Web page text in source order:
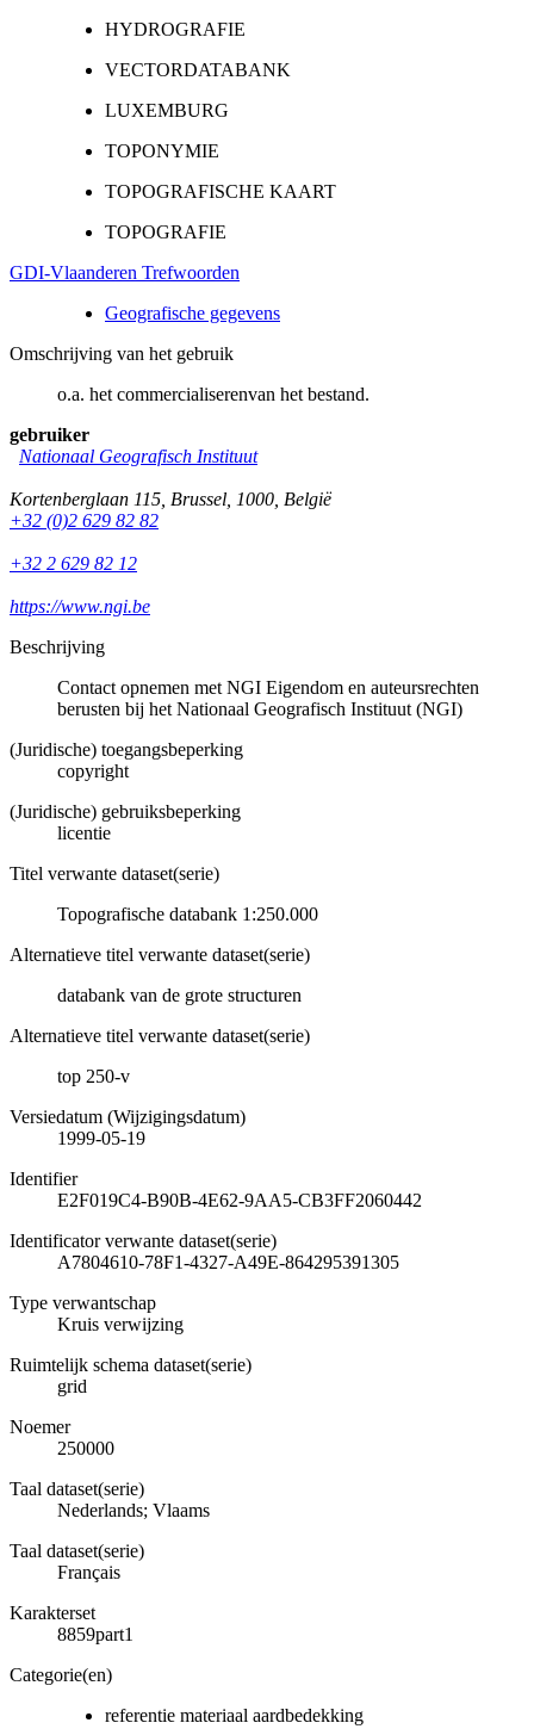
HYDROGRAFIE
VECTORDATABANK
LUXEMBURG
TOPONYMIE
TOPOGRAFISCHE KAART
TOPOGRAFIE
GDI-Vlaanderen Trefwoorden
Geografische gegevens
Omschrijving van het gebruik
o.a. het commercialiserenvan het bestand.
gebruiker
Nationaal Geografisch Instituut
Kortenberglaan 115 Brussel 1000 België
+32 (0)2 629 82 82
+32 2 629 82 12
https://www.ngi.be
Beschrijving
Contact opnemen met NGI Eigendom en auteursrechten
berusten bij het Nationaal Geografisch Instituut (NGI)
(Juridische) toegangsbeperking
copyright
(Juridische) gebruiksbeperking
licentie
Titel verwante dataset(serie)
Topografische databank 1:250.000
Alternatieve titel verwante dataset(serie)
databank van de grote structuren
Alternatieve titel verwante dataset(serie)
top 250-v
Versiedatum (Wijzigingsdatum)
1999-05-19
Identifier
E2F019C4-B90B-4E62-9AA5-CB3FF2060442
Identificator verwante dataset(serie)
A7804610-78F1-4327-A49E-864295391305
Type verwantschap
Kruis verwijzing
Ruimtelijk schema dataset(serie)
grid
Noemer
250000
Taal dataset(serie)
Nederlands; Vlaams
Taal dataset(serie)
Français
Karakterset
8859part1
Categorie(en)
referentie materiaal aardbedekking